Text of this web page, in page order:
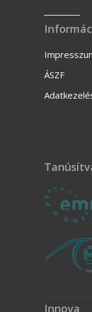
ÁSZF
Innova